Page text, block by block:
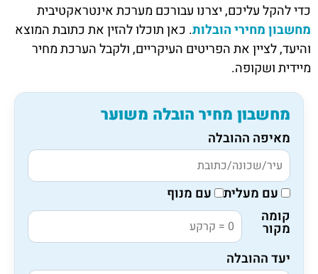
כדי להקל עליכם, יצרנו עבורכם מערכת אינטראקטיבית
מחשבון מחירי הובלות. כאן תוכלו להזין את כתובת המוצא
והיעד, לציין את הפריטים העיקריים, ולקבל הערכת מחיר
מיידית ושקופה.
מחשבון מחיר הובלה משוער
מאיפה ההובלה
עם מעלית
עם מנוף
קומה
מקור
יעד ההובלה